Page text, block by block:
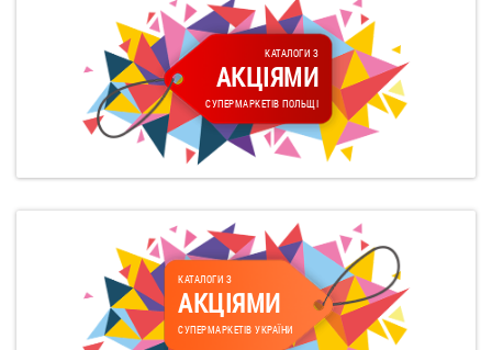
КАТАЛОГИ З
АКЦІЯМИ
СУПЕРМАРКЕТІВ ПОЛЬЩІ
КАТАЛОГИ З
АКЦІЯМИ
СУПЕРМАРКЕТІВ УКРАЇНИ